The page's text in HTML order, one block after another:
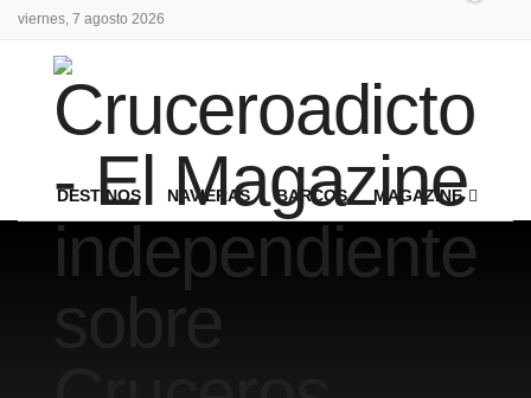
viernes, 7 agosto 2026
DESTINOS NAVIERAS BARCOS MAGAZINE